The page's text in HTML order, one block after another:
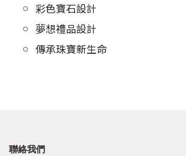
彩色寶石設計
夢想禮品設計
傳承珠寶新生命
聯絡我們